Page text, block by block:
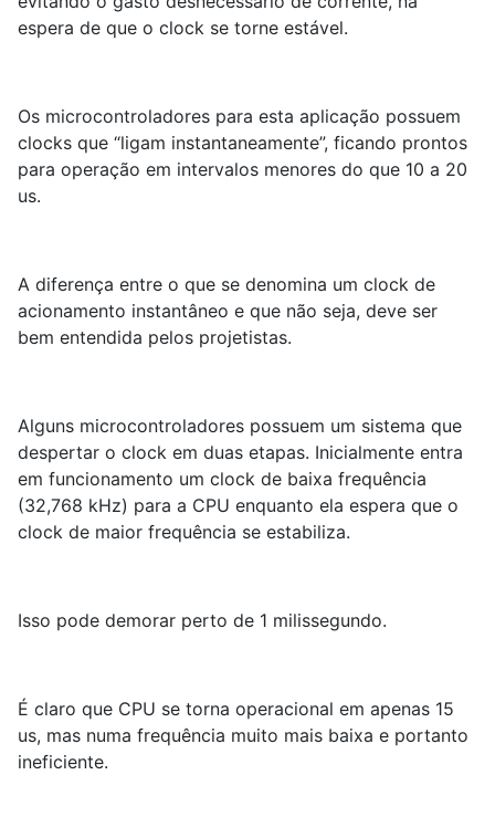
espera de que o clock se torne estável.
Os microcontroladores para esta aplicação possuem
clocks que “ligam instantaneamente”, ficando prontos
para operação em intervalos menores do que 10 a 20
us.
A diferença entre o que se denomina um clock de
acionamento instantâneo e que não seja, deve ser
bem entendida pelos projetistas.
Alguns microcontroladores possuem um sistema que
despertar o clock em duas etapas. Inicialmente entra
em funcionamento um clock de baixa frequência
(32,768 kHz) para a CPU enquanto ela espera que o
clock de maior frequência se estabiliza.
Isso pode demorar perto de 1 milissegundo.
É claro que CPU se torna operacional em apenas 15
us, mas numa frequência muito mais baixa e portanto
ineficiente.